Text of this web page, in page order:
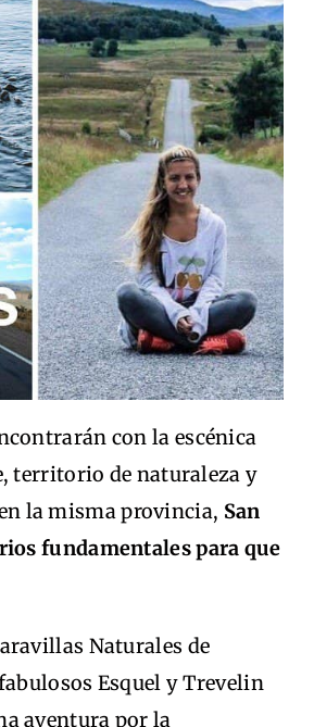
con la escénica
territorio de naturaleza y
la misma provincia, San
fundamentales para que
Naturales de
Esquel y Trevelin
aventura por la